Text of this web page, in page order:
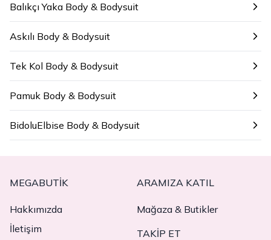
Balıkçı Yaka Body & Bodysuit
Askılı Body & Bodysuit
Tek Kol Body & Bodysuit
Pamuk Body & Bodysuit
BidoluElbise Body & Bodysuit
MEGABUTIK
Hakkımızda
İletişim
ARAMIZA KATIL
Mağaza & Butikler
TAKIP ET